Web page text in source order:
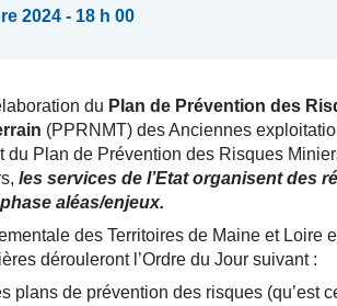
2024 - 18 h 00
du Plan de Prévention des
(PPRNMT) des Anciennes
du Plan de Prévention des Risques
les services de l’Etat organisent des
aléas/enjeux.
des Territoires de Maine et Loire
dérouleront l’Ordre du Jour suivant :
plans de prévention des risques (qu’est